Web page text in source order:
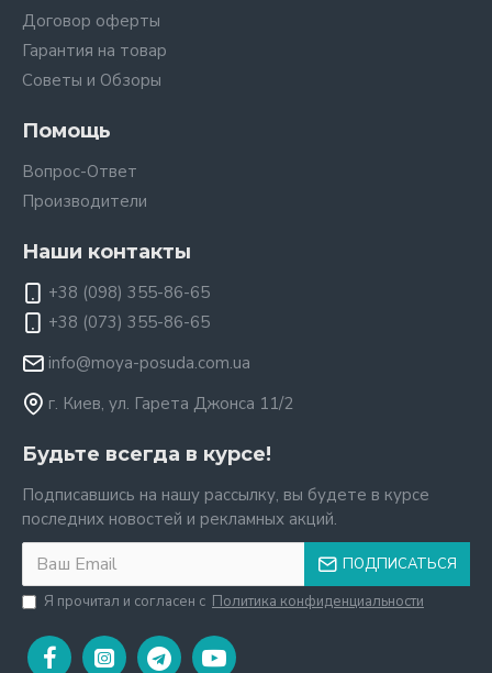
Договор оферты
Гарантия на товар
Советы и Обзоры
Помощь
Вопрос-Ответ
Производители
Наши контакты
+38 (098) 355-86-65
+38 (073) 355-86-65
info@moya-posuda.com.ua
г. Киев, ул. Гарета Джонса 11/2
Будьте всегда в курсе!
Подписавшись на нашу рассылку, вы будете в курсе
последних новостей и рекламных акций.
ПОДПИСАТЬСЯ
Я прочитал и согласен с Политика конфиденциальности